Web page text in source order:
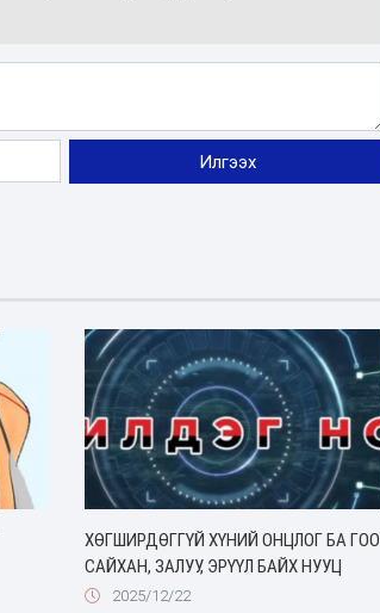
ХӨГШИРДӨГГҮЙ ХҮНИЙ ОНЦЛОГ БА ГОО
САЙХАН, ЗАЛУУ, ЭРҮҮЛ БАЙХ НУУЦ
2025/12/22